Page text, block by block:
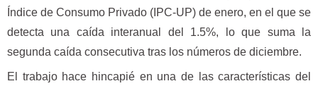
Índice de Consumo Privado (IPC-UP) de enero, en el que se
detecta una caída interanual del 1.5%, lo que suma la
segunda caída consecutiva tras los números de diciembre.
El trabajo hace hincapié en una de las características del